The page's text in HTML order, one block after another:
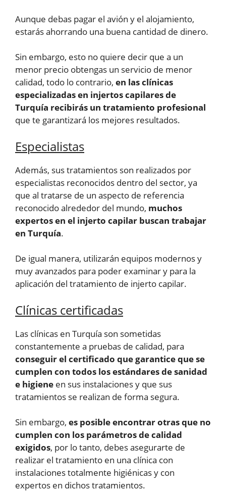
Aunque debas pagar el avión y el alojamiento,
estarás ahorrando una buena cantidad de dinero.
Sin embargo, esto no quiere decir que a un
menor precio obtengas un servicio de menor
calidad, todo lo contrario, en las clínicas
especializadas en injertos capilares de
Turquía recibirás un tratamiento profesional
que te garantizará los mejores resultados.
Especialistas
Además, sus tratamientos son realizados por
especialistas reconocidos dentro del sector, ya
que al tratarse de un aspecto de referencia
reconocido alrededor del mundo, muchos
expertos en el injerto capilar buscan trabajar
en Turquía.
De igual manera, utilizarán equipos modernos y
muy avanzados para poder examinar y para la
aplicación del tratamiento de injerto capilar.
Clínicas certificadas
Las clínicas en Turquía son sometidas
constantemente a pruebas de calidad, para
conseguir el certificado que garantice que se
cumplen con todos los estándares de sanidad
e higiene en sus instalaciones y que sus
tratamientos se realizan de forma segura.
Sin embargo, es posible encontrar otras que no
cumplen con los parámetros de calidad
exigidos, por lo tanto, debes asegurarte de
realizar el tratamiento en una clínica con
instalaciones totalmente higiénicas y con
expertos en dichos tratamientos.